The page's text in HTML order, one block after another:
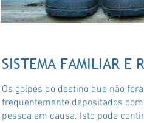
SISTEMA FAMILIAR E
Os golpes do destino que não
frequentemente depositados
pessoa em causa. Isto pode